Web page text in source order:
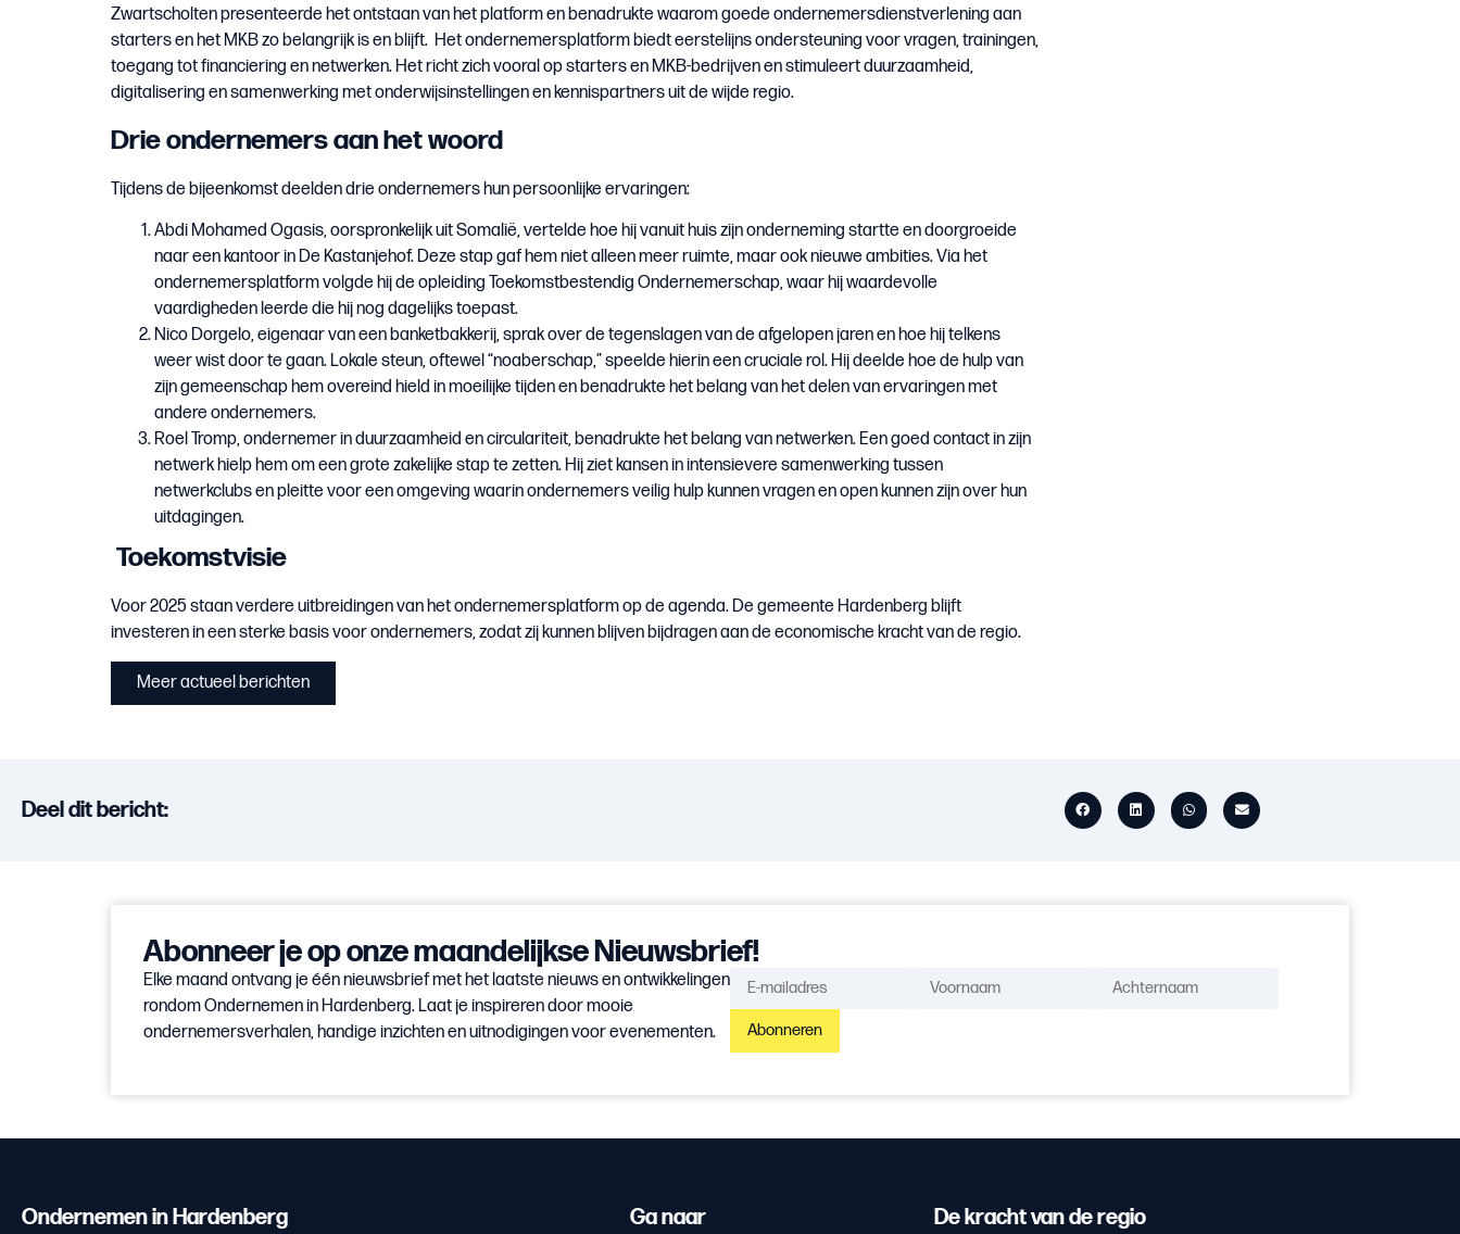
Zwartscholten presenteerde het ontstaan van het platform en benadrukte waarom goede ondernemersdienstverlening aan
starters en het MKB zo belangrijk is en blijft. Het ondernemersplatform biedt eerstelijns ondersteuning voor vragen, trainingen,
toegang tot financiering en netwerken. Het richt zich vooral op starters en MKB-bedrijven en stimuleert duurzaamheid,
digitalisering en samenwerking met onderwijsinstellingen en kennispartners uit de wijde regio.
Drie ondernemers aan het woord
Tijdens de bijeenkomst deelden drie ondernemers hun persoonlijke ervaringen:
Abdi Mohamed Ogasis, oorspronkelijk uit Somalië, vertelde hoe hij vanuit huis zijn onderneming startte en doorgroeide
naar een kantoor in De Kastanjehof. Deze stap gaf hem niet alleen meer ruimte, maar ook nieuwe ambities. Via het
ondernemersplatform volgde hij de opleiding Toekomstbestendig Ondernemerschap, waar hij waardevolle
vaardigheden leerde die hij nog dagelijks toepast.
Nico Dorgelo, eigenaar van een banketbakkerij, sprak over de tegenslagen van de afgelopen jaren en hoe hij telkens
weer wist door te gaan. Lokale steun, oftewel “noaberschap,” speelde hierin een cruciale rol. Hij deelde hoe de hulp van
zijn gemeenschap hem overeind hield in moeilijke tijden en benadrukte het belang van het delen van ervaringen met
andere ondernemers.
Roel Tromp, ondernemer in duurzaamheid en circulariteit, benadrukte het belang van netwerken. Een goed contact in zijn
netwerk hielp hem om een grote zakelijke stap te zetten. Hij ziet kansen in intensievere samenwerking tussen
netwerkclubs en pleitte voor een omgeving waarin ondernemers veilig hulp kunnen vragen en open kunnen zijn over hun
uitdagingen.
Toekomstvisie
Voor 2025 staan verdere uitbreidingen van het ondernemersplatform op de agenda. De gemeente Hardenberg blijft
investeren in een sterke basis voor ondernemers, zodat zij kunnen blijven bijdragen aan de economische kracht van de regio.
Meer actueel berichten
Deel dit bericht:
Abonneer je op onze maandelijkse Nieuwsbrief!
Elke maand ontvang je één nieuwsbrief met het laatste nieuws en ontwikkelingen
rondom Ondernemen in Hardenberg. Laat je inspireren door mooie
ondernemersverhalen, handige inzichten en uitnodigingen voor evenementen.
Abonneren
Ondernemen in Hardenberg Ga naar De kracht van de regio